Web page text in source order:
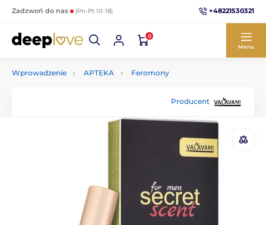
Zadzwoń do nas (Pn-Pt 10-18) +48221530321
0
Menu
Wprowadzenie APTEKA Feromony
Producent